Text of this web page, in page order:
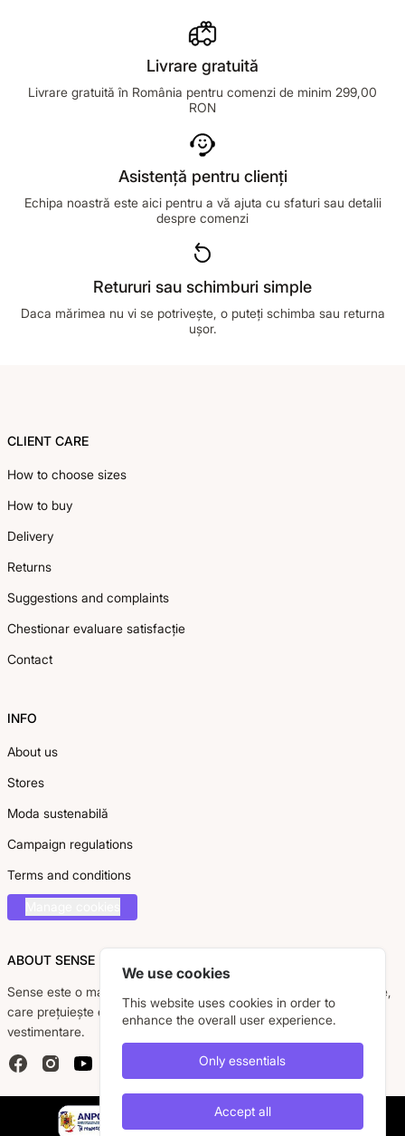
Livrare gratuită
Livrare gratuită în România pentru comenzi de minim 299,00
RON
Asistență pentru clienți
Echipa noastră este aici pentru a vă ajuta cu sfaturi sau detalii
despre comenzi
Retururi sau schimburi simple
Daca mărimea nu vi se potrivește, o puteți schimba sau returna
ușor.
CLIENT CARE
How to choose sizes
How to buy
Delivery
Returns
Suggestions and complaints
Chestionar evaluare satisfacție
Contact
INFO
About us
Stores
Moda sustenabilă
Campaign regulations
Terms and conditions
ABOUT SENSE
Sense este o marcă românească dedicată femeii moderne, active,
care prețuiește eleganța, confortul și calitatea pieselor
vestimentare.
FacebookInstagramYouTube
We use cookies
This website uses cookies in order to
enhance the overall user experience.
Only essentials
Accept all